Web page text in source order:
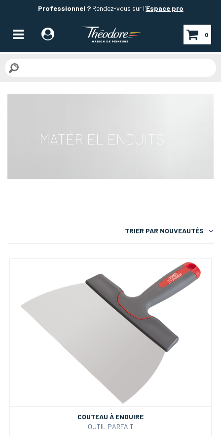
Professionnel ?Rendez-vous sur l'Espace pro
0
MATÉRIEL ENDUITS
TRIER PAR NOUVEAUTÉS
COUTEAU À ENDUIRE
OUTIL PARFAIT